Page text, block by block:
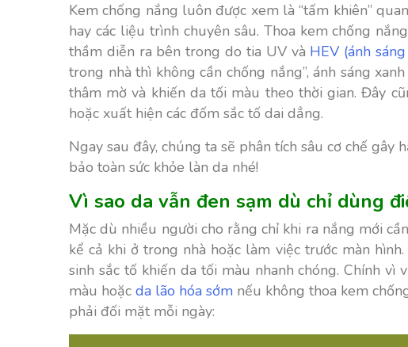
Kem chống nắng luôn được xem là “tấm khiên”
hay các liệu trình chuyên sâu. Thoa kem chống
thầm diễn ra bên trong do tia UV và HEV (ánh
trong nhà thì không cần chống nắng”, ánh sáng
thâm mờ và khiến da tối màu theo thời gian. Đây
hoặc xuất hiện các đốm sắc tố dai dẳng.
Ngay sau đây, chúng ta sẽ phân tích sâu cơ chế
bảo toàn sức khỏe làn da nhé!
Vì sao da vẫn đen sạm dù chỉ dùng
Mặc dù nhiều người cho rằng chỉ khi ra nắng mới
kể cả khi ở trong nhà hoặc làm việc trước màn
sinh sắc tố khiến da tối màu nhanh chóng. Chính
màu hoặcda lão hóa sớm nếu không thoa kem
phải đối mặt mỗi ngày: